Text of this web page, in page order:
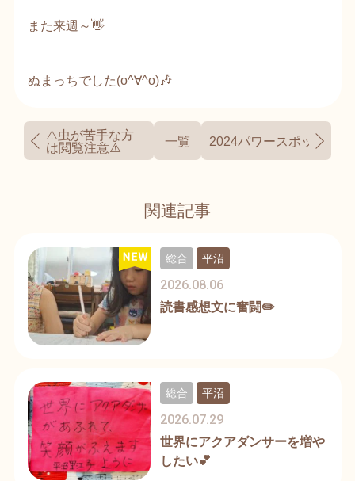
また来週～👋
ぬまっちでした(o^∀^o)🎶
⚠️虫が苦手な方
は閲覧注意⚠️
一覧 2024パワースポット✨
関連記事
読書感想文に奮闘✏️
2026.08.06
総合 平沼
世界にアクアダンサーを増や
したい💕
2026.07.29
総合 平沼